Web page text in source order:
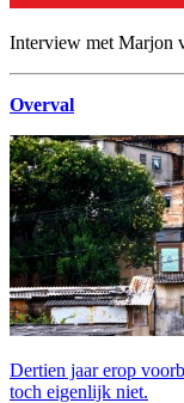
Interview met Marjon
Overval
Dertien jaar erop
toch eigenlijk niet.